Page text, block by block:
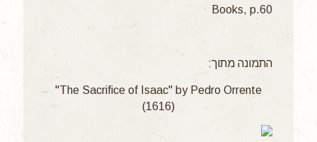
Books, p.60
התמונה מתוך:
"The Sacrifice of Isaac" by Pedro Orrente
(1616)